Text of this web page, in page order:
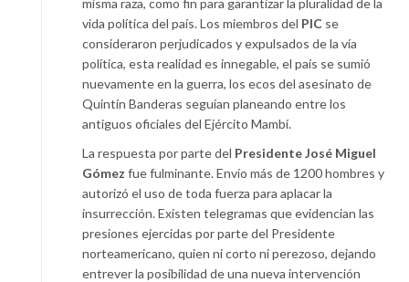
vida política del país. Los miembros del PIC se
consideraron perjudicados y expulsados de la vía
política, esta realidad es innegable, el país se sumió
nuevamente en la guerra, los ecos del asesinato de
Quintín Banderas seguían planeando entre los
antiguos oficiales del Ejército Mambí.
La respuesta por parte del Presidente José Miguel
Gómez fue fulminante. Envío más de 1200 hombres y
autorizó el uso de toda fuerza para aplacar la
insurrección. Existen telegramas que evidencian las
presiones ejercidas por parte del Presidente
norteamericano, quien ni corto ni perezoso, dejando
entrever la posibilidad de una nueva intervención